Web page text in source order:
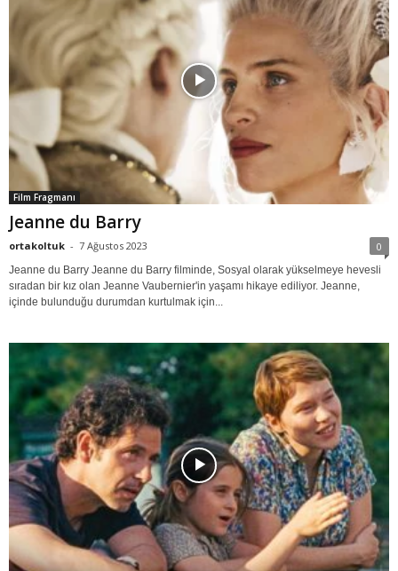
Film Fragmanı
Jeanne du Barry
ortakoltuk - 7 Ağustos 2023 0
Jeanne du Barry Jeanne du Barry filminde, Sosyal olarak yükselmeye hevesli
sıradan bir kız olan Jeanne Vaubernier'in yaşamı hikaye ediliyor. Jeanne,
içinde bulunduğu durumdan kurtulmak için...